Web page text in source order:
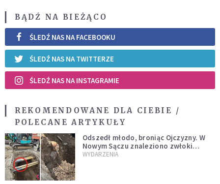
BĄDŹ NA BIEŻĄCO
ŚLEDŹ NAS NA FACEBOOKU
ŚLEDŹ NAS NA TWITTERZE
ŚLEDŹ NAS NA INSTAGRAMIE
REKOMENDOWANE DLA CIEBIE /
POLECANE ARTYKUŁY
Odszedł młodo, broniąc Ojczyzny. W
Nowym Sączu znaleziono zwłoki
mężczyzny z czasów potopu
WYDARZENIA